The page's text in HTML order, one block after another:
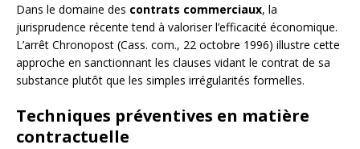
Dans le domaine des contrats commerciaux, la
jurisprudence récente tend à valoriser l’efficacité économique.
L’arrêt Chronopost (Cass. com., 22 octobre 1996) illustre cette
approche en sanctionnant les clauses vidant le contrat de sa
substance plutôt que les simples irrégularités formelles.
Techniques préventives en matière
contractuelle